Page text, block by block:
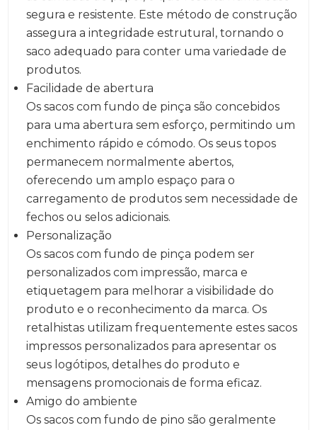
segura e resistente. Este método de construção
assegura a integridade estrutural, tornando o
saco adequado para conter uma variedade de
produtos.
Facilidade de abertura
Os sacos com fundo de pinça são concebidos
para uma abertura sem esforço, permitindo um
enchimento rápido e cómodo. Os seus topos
permanecem normalmente abertos,
oferecendo um amplo espaço para o
carregamento de produtos sem necessidade de
fechos ou selos adicionais.
Personalização
Os sacos com fundo de pinça podem ser
personalizados com impressão, marca e
etiquetagem para melhorar a visibilidade do
produto e o reconhecimento da marca. Os
retalhistas utilizam frequentemente estes sacos
impressos personalizados para apresentar os
seus logótipos, detalhes do produto e
mensagens promocionais de forma eficaz.
Amigo do ambiente
Os sacos com fundo de pino são geralmente